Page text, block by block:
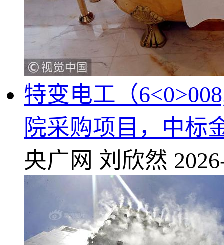
特变电工（
院采购项目，中标
央广网 刘欣然